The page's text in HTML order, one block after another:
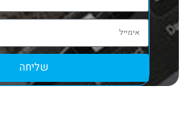
שליחה